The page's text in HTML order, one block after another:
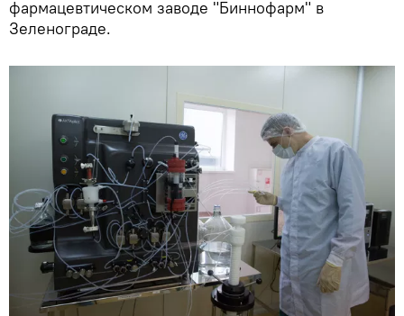
фармацевтическом заводе "Биннофарм" в
Зеленограде.